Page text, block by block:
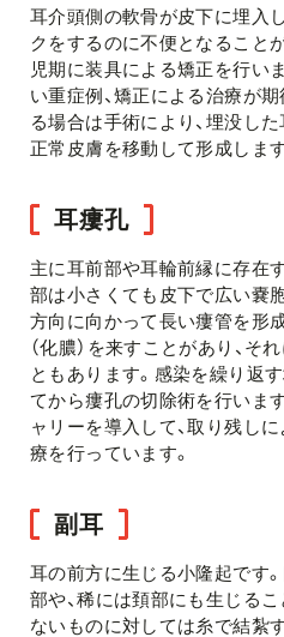
耳介頭側の軟骨が皮下に埋入
クをするのに不便となること
児期に装具による矯正を行い
い重症例、矯正による治療が
る場合は手術により、埋没し
正常皮膚を移動して形成します
耳瘻孔
主に耳前部や耳輪前縁に存在
部は小さくても皮下で広い嚢
方向に向かって長い瘻管を形
（化膿）を来すことがあり、そ
ともあります。感染を繰り返
てから瘻孔の切除術を行いま
ャリーを導入して、取り残し
療を行っています。
副耳
耳の前方に生じる小隆起です
部や、稀には頚部にも生じる
ないものに対しては糸で結紮